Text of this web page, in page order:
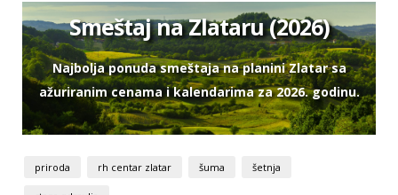
Smeštaj na Zlataru (2026)
Najbolja ponuda smeštaja na planini Zlatar sa
ažuriranim cenama i kalendarima za 2026. godinu.
priroda rh centar zlatar šuma šetnja